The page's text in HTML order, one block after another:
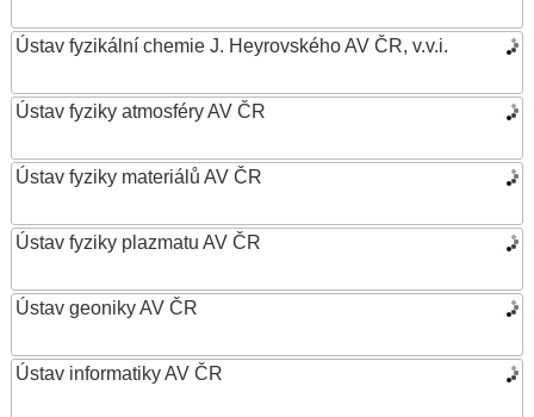
Ústav fyzikální chemie J. Heyrovského AV ČR, v.v.i.
Ústav fyziky atmosféry AV ČR
Ústav fyziky materiálů AV ČR
Ústav fyziky plazmatu AV ČR
Ústav geoniky AV ČR
Ústav informatiky AV ČR